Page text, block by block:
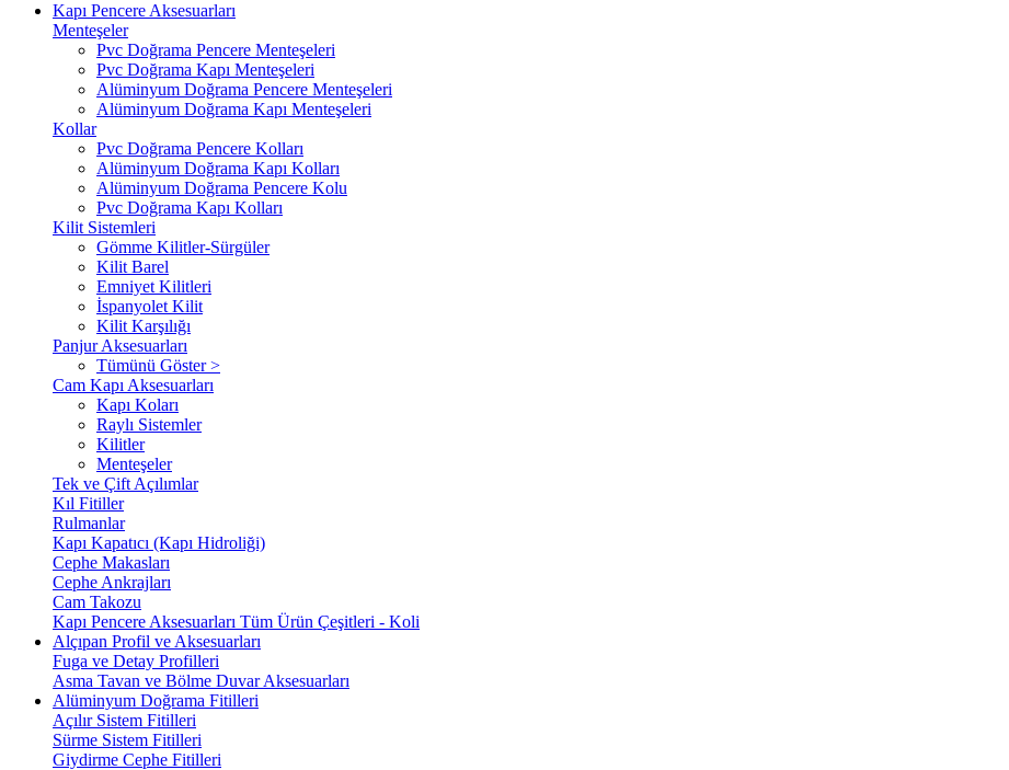
Kapı Pencere Aksesuarları
Menteşeler
Pvc Doğrama Pencere Menteşeleri
Pvc Doğrama Kapı Menteşeleri
Alüminyum Doğrama Pencere Menteşeleri
Alüminyum Doğrama Kapı Menteşeleri
Kollar
Pvc Doğrama Pencere Kolları
Alüminyum Doğrama Kapı Kolları
Alüminyum Doğrama Pencere Kolu
Pvc Doğrama Kapı Kolları
Kilit Sistemleri
Gömme Kilitler-Sürgüler
Kilit Barel
Emniyet Kilitleri
İspanyolet Kilit
Kilit Karşılığı
Panjur Aksesuarları
Tümünü Göster >
Cam Kapı Aksesuarları
Kapı Koları
Raylı Sistemler
Kilitler
Menteşeler
Tek ve Çift Açılımlar
Kıl Fitiller
Rulmanlar
Kapı Kapatıcı (Kapı Hidroliği)
Cephe Makasları
Cephe Ankrajları
Cam Takozu
Kapı Pencere Aksesuarları Tüm Ürün Çeşitleri - Koli
Alçıpan Profil ve Aksesuarları
Fuga ve Detay Profilleri
Asma Tavan ve Bölme Duvar Aksesuarları
Alüminyum Doğrama Fitilleri
Açılır Sistem Fitilleri
Sürme Sistem Fitilleri
Giydirme Cephe Fitilleri